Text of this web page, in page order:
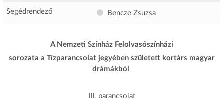
Segédrendező Bencze Zsuzsa
A Nemzeti Színház Felolvasószínházi
sorozata a Tízparancsolat jegyében született kortárs magyar
drámákból
III. parancsolat